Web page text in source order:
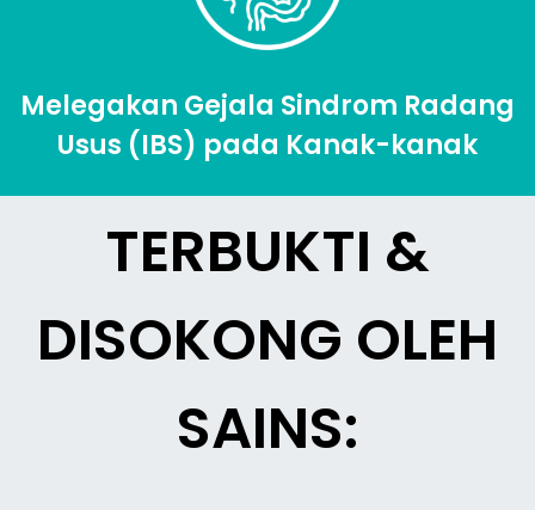
Melegakan Gejala Sindrom Radang
Usus (IBS) pada Kanak-kanak
TERBUKTI &
DISOKONG OLEH
SAINS: